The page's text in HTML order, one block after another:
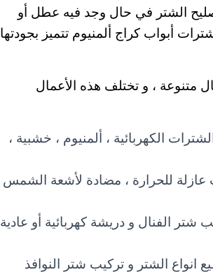
الشتر في حال وجد فيه عطل أو
أبواب كراج ألمنيوم تتميز بجودتها
متنوعة ، و تختلف هذه الأعمال
الكهربائية ، ألمنيوم ، خشبية ،
للحرارة ، مضادة لأشعة الشمس
الفنال و دريشة كهربائية أو عادية
الشتر و تركيب شتر النوافذ